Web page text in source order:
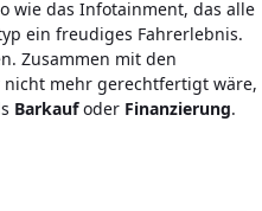
wie das Infotainment, das alle
ein freudiges Fahrerlebnis.
Zusammen mit den
mehr gerechtfertigt wäre,
Barkaufoder Finanzierung.